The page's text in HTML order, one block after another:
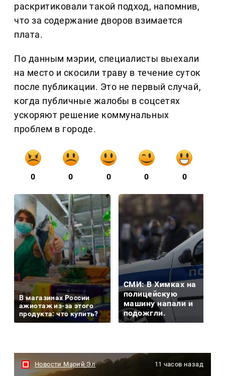
раскритиковали такой подход, напомнив,
что за содержание дворов взимается
плата.
По данным мэрии, специалисты выехали
на место и скосили траву в течение суток
после публикации. Это не первый случай,
когда публичные жалобы в соцсетях
ускоряют решение коммунальных
проблем в городе.
0 0 0 0 0
В магазинах России
ажиотаж из-за этого
продукта: что купить?
СМИ: В Химках на
полицейскую
машину напали и
подожгли.
Новости Марий Эл 11 часов назад